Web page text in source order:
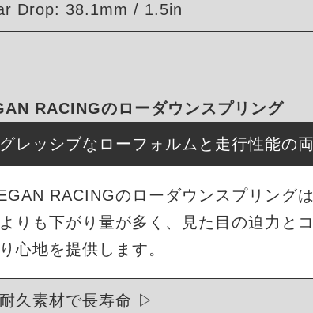
Drop: 38.1mm / 1.5in
RACINGのローダウンスプリング
レッシブなローフォルムと走行性能の
RACINGのローダウンスプリング
りも下がり量が多く、見た目の迫力と
心地を提供します。
久素材で長寿命